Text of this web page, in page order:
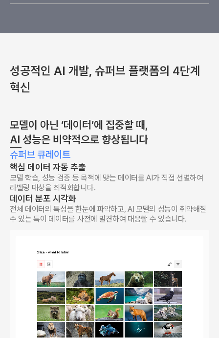
성공적인 AI 개발, 슈퍼브 플랫폼의 4단계
혁신
모델이 아닌 ‘데이터’에 집중할 때,
AI 성능은 비약적으로 향상됩니다
슈퍼브 큐레이트
핵심 데이터 자동 추출
모델 학습, 성능 검증 등 목적에 맞는 데이터를 AI가 직접 선별하여
라벨링 대상을 최적화합니다.
데이터 분포 시각화
전체 데이터의 특성을 한눈에 파악하고, AI 모델의 성능이 취약해질
수 있는 특이 데이터를 사전에 발견하여 대응할 수 있습니다.